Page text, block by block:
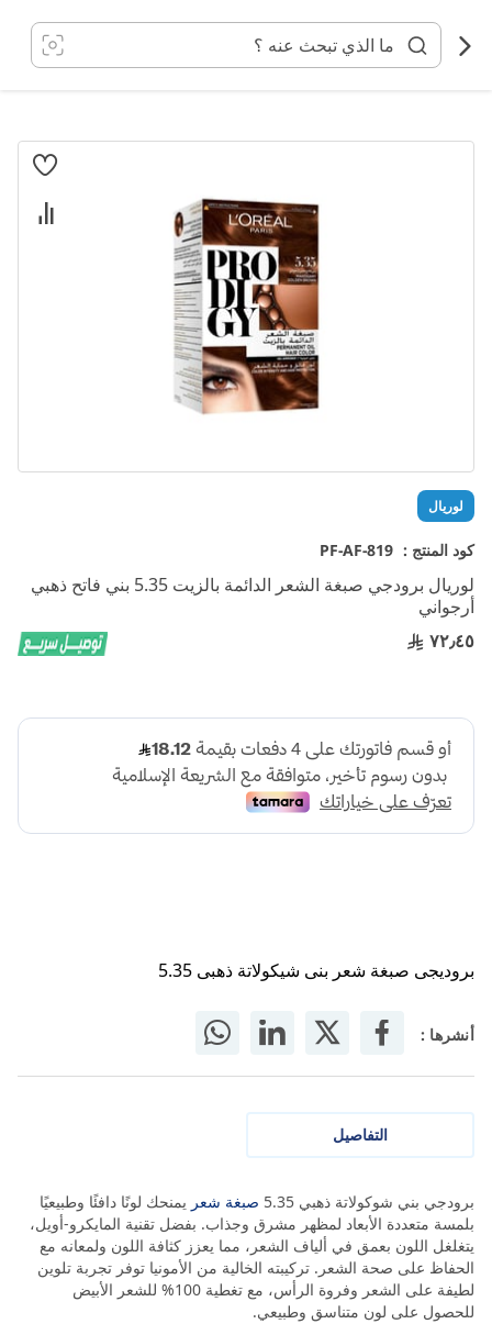
المحتوى
لوريال
كود المنتج : PF-AF-819
لوريال برودجي صبغة الشعر الدائمة بالزيت 5.35 بني فاتح ذهبي
أرجواني
٧٢٫٤٥
بروديجى صبغة شعر بنى شيكولاتة ذهبى 5.35
أنشرها :
انتقل
تخطي
إلى
بداية
معرض
الصور
التفاصيل
برودجي بني شوكولاتة ذهبي 5.35 صبغة شعر يمنحك لونًا دافئًا وطبيعيًا
بلمسة متعددة الأبعاد لمظهر مشرق وجذاب. بفضل تقنية المايكرو-أويل،
يتغلغل اللون بعمق في ألياف الشعر، مما يعزز كثافة اللون ولمعانه مع
الحفاظ على صحة الشعر. تركيبته الخالية من الأمونيا توفر تجربة تلوين
لطيفة على الشعر وفروة الرأس، مع تغطية 100% للشعر الأبيض
للحصول على لون متناسق وطبيعي.